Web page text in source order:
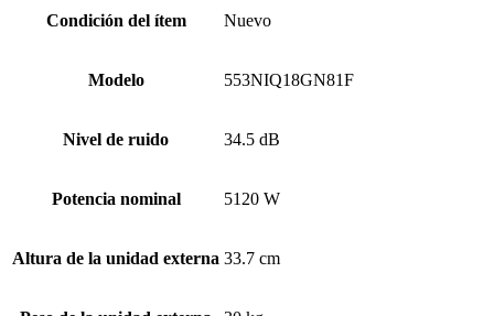
Condición del ítem Nuevo
Modelo 553NIQ18GN81F
Nivel de ruido 34.5 dB
Potencia nominal 5120 W
Altura de la unidad externa 33.7 cm